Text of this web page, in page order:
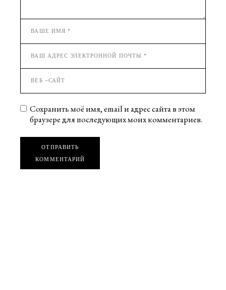
Сохранить моё имя, email и адрес сайта в этом
браузере для последующих моих комментариев.
ОТПРАВИТЬ
КОММЕНТАРИЙ